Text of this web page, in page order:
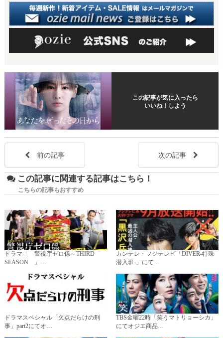
この記事が気に入ったら
いいね！しよう
前の記事 次の記事
この記事に関連する記事はこちら！
こちらの記事もおすすめ
ドラマ「 警視庁ゼロ係～THIRD
SEASON 」…
カンテレ・フジテレビ「DIVER-特殊
潜入班-」にて…
ドラマスペシャル「欠点だらけの刑
事」part2にてオ…
TBS金曜22時「笑うマトリョーシカ」
にてオジエ商品…